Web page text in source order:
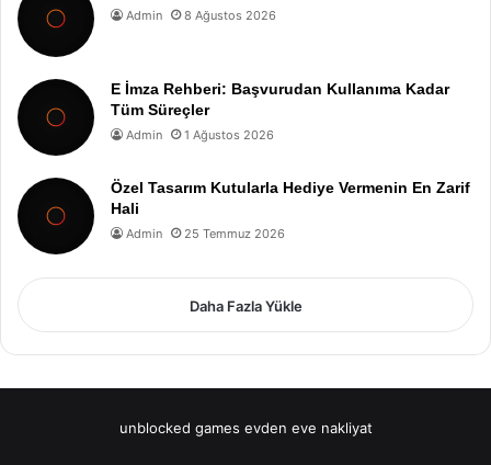
Admin 8 Ağustos 2026
E İmza Rehberi: Başvurudan Kullanıma Kadar
Tüm Süreçler
Admin 1 Ağustos 2026
Özel Tasarım Kutularla Hediye Vermenin En Zarif
Hali
Admin 25 Temmuz 2026
Daha Fazla Yükle
unblocked games evden eve nakliyat